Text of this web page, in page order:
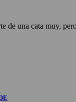
de una cata muy,